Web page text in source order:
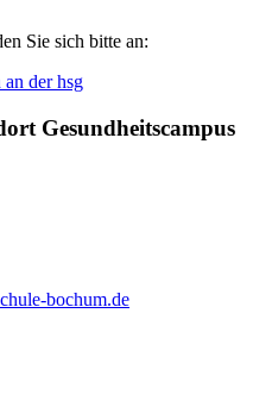
Sie sich bitte an:
Gesundheitscampus
bochum.de